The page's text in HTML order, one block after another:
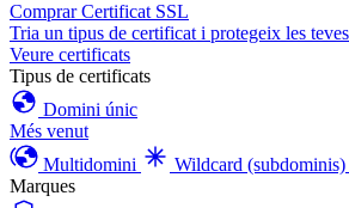
Comprar Certificat SSL
Tria un tipus de certificat i protegeix les
Veure certificats
Tipus de certificats
Domini únic
Més venut
Multidomini
Wildcard (subdominis)
Marques